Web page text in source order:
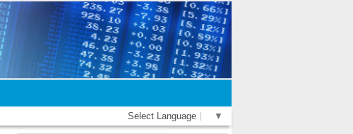
Select Language ▼